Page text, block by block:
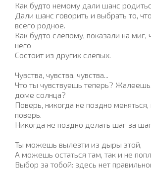
Как будто немому дали шанс
Дали шанс говорить и выбрать то,
всего родное.
Как будто слепому, показали на миг,
него
Состоит из других слепых.
Чувства, чувства, чувства...
Что ты чувствуешь теперь?
доме солнца?
Поверь, никогда не поздно меняться,
поверь.
Никогда не поздно делать шаг за
Ты можешь вылезти из дыры этой,
А можешь остаться там, так и не
Выбор за тобой: здесь нет